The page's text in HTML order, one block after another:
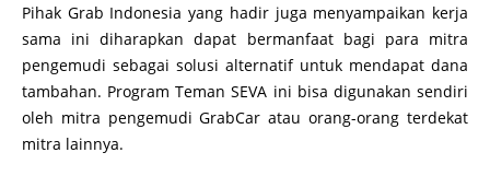
Pihak Grab Indonesia yang hadir juga menyampaikan kerja
sama ini diharapkan dapat bermanfaat bagi para mitra
pengemudi sebagai solusi alternatif untuk mendapat dana
tambahan. Program Teman SEVA ini bisa digunakan sendiri
oleh mitra pengemudi GrabCar atau orang-orang terdekat
mitra lainnya.